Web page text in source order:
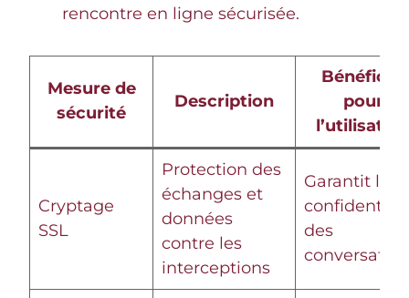
rencontre en ligne sécurisée.
Mesure de
sécurité
Description
Bénéfices
pour
Cryptage
SSL
Protection des
échanges et
données
contre les
interceptions
Garantit la
des